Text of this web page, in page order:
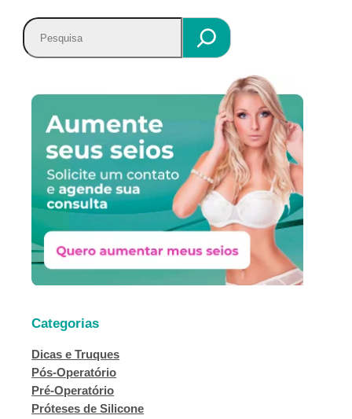
P
e
Categorias
Dicas e Truques
Pós-Operatório
Pré-Operatório
Próteses de Silicone